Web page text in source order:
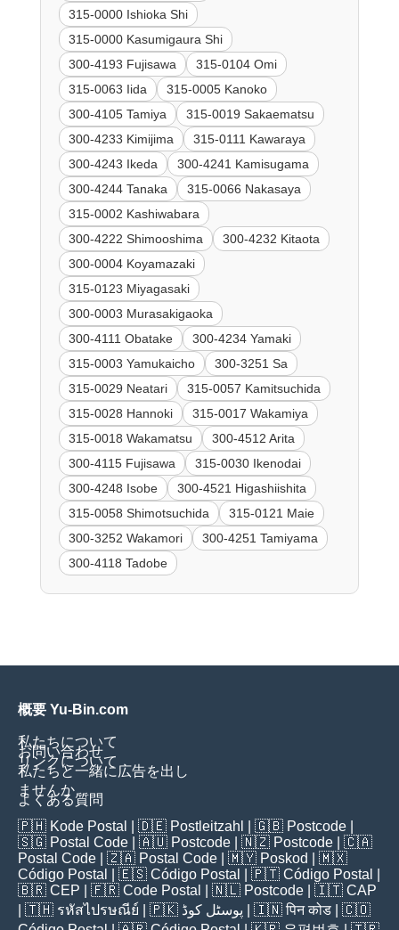
315-0000 Ishioka Shi
315-0000 Kasumigaura Shi
300-4193 Fujisawa
315-0104 Omi
315-0063 Iida
315-0005 Kanoko
300-4105 Tamiya
315-0019 Sakaematsu
300-4233 Kimijima
315-0111 Kawaraya
300-4243 Ikeda
300-4241 Kamisugama
300-4244 Tanaka
315-0066 Nakasaya
315-0002 Kashiwabara
300-4222 Shimooshima
300-4232 Kitaota
300-0004 Koyamazaki
315-0123 Miyagasaki
300-0003 Murasakigaoka
300-4111 Obatake
300-4234 Yamaki
315-0003 Yamukaicho
300-3251 Sa
315-0029 Neatari
315-0057 Kamitsuchida
315-0028 Hannoki
315-0017 Wakamiya
315-0018 Wakamatsu
300-4512 Arita
300-4115 Fujisawa
315-0030 Ikenodai
300-4248 Isobe
300-4521 Higashiishita
315-0058 Shimotsuchida
315-0121 Maie
300-3252 Wakamori
300-4251 Tamiyama
300-4118 Tadobe
概要 Yu-Bin.com
私たちについて
お問い合わせ
リンクについて
私たちと一緒に広告を出し
ませんか
よくある質問
🇵🇭 Kode Postal | 🇩🇪 Postleitzahl | 🇬🇧 Postcode
🇸🇬 Postal Code | 🇦🇺 Postcode | 🇳🇿 Postcode | 🇨🇦
Postal Code | 🇿🇦 Postal Code | 🇲🇾 Poskod
| 🇲🇽
Código Postal
| 🇪🇸 Código Postal | 🇵🇹 Código Postal
🇧🇷 CEP | 🇫🇷 Code Postal | 🇳🇱 Postcode | 🇮🇹 CAP
| 🇹🇭 รหัสไปรษณีย์ | 🇵🇰 پوسٹل کوڈ | 🇮🇳पिन कोड | 🇨🇴